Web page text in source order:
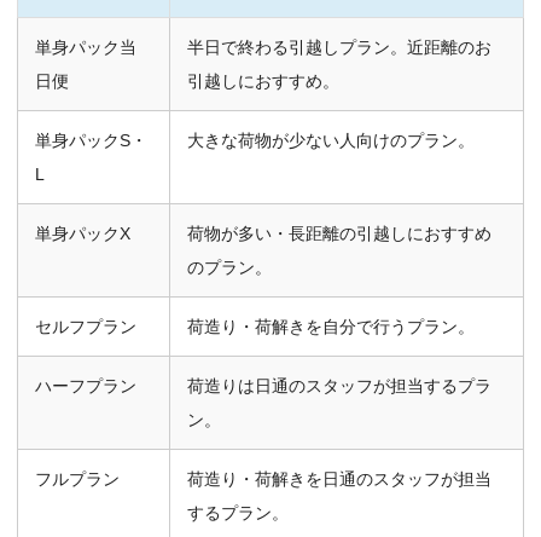
単身パック当
日便
半日で終わる引越しプラン。近距離のお
引越しにおすすめ。
単身パックS・
L
大きな荷物が少ない人向けのプラン。
単身パックX
荷物が多い・長距離の引越しにおすすめ
のプラン。
セルフプラン 荷造り・荷解きを自分で行うプラン。
ハーフプラン
荷造りは日通のスタッフが担当するプラ
ン。
フルプラン
荷造り・荷解きを日通のスタッフが担当
するプラン。